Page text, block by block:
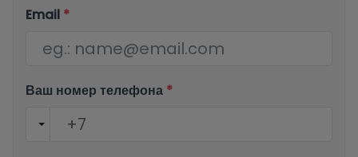
Email *
Ваш номер телефона *